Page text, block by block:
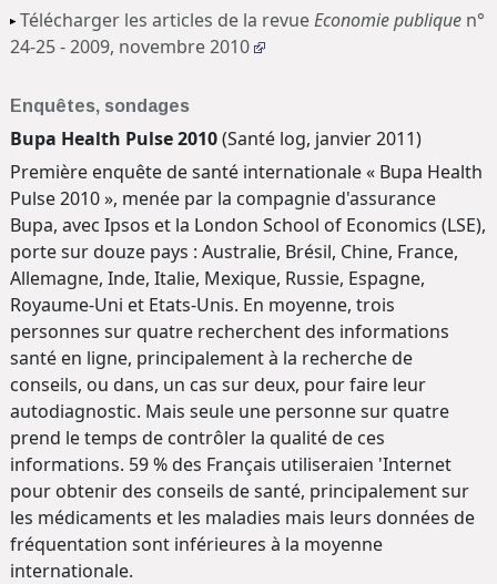
Télécharger les articles de la revueEconomie publique n°
24-25 - 2009, novembre 2010
Enquêtes, sondages
Bupa Health Pulse 2010(Santé log, janvier 2011)
Première enquête de santé internationale « Bupa Health
Pulse 2010 », menée par la compagnie d'assurance
Bupa, avec Ipsos et la London School of Economics (LSE),
porte sur douze pays : Australie, Brésil, Chine, France,
Allemagne, Inde, Italie, Mexique, Russie, Espagne,
Royaume-Uni et Etats-Unis. En moyenne, trois
personnes sur quatre recherchent des informations
santé en ligne, principalement à la recherche de
conseils, ou dans, un cas sur deux, pour faire leur
autodiagnostic. Mais seule une personne sur quatre
prend le temps de contrôler la qualité de ces
informations. 59 % des Français utiliseraien 'Internet
pour obtenir des conseils de santé, principalement sur
les médicaments et les maladies mais leurs données de
fréquentation sont inférieures à la moyenne
internationale.